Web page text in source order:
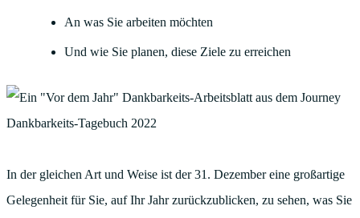
An was Sie arbeiten möchten
Und wie Sie planen, diese Ziele zu erreichen
In der gleichen Art und Weise ist der 31. Dezember eine großartige
Gelegenheit für Sie, auf Ihr Jahr zurückzublicken, zu sehen, was Sie